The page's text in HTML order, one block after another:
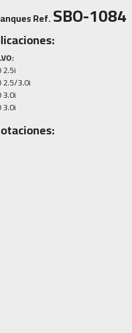
Ref.SBO-1084
2.5/3.0i